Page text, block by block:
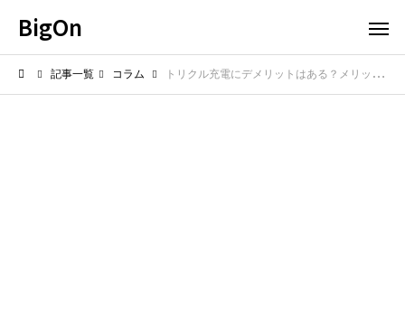
BigOn
記事一覧 コラム トリクル充電にデメリットはある？メリットとの比較と注意点を解説